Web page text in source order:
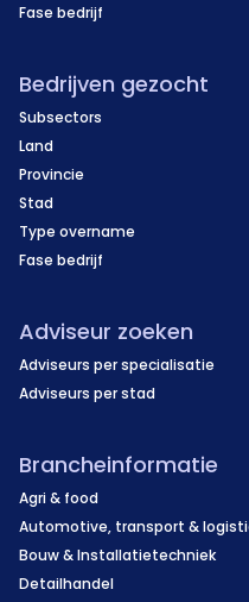
Fase bedrijf
Bedrijven gezocht
Subsectors
Land
Provincie
Stad
Type overname
Fase bedrijf
Adviseur zoeken
Adviseurs per specialisatie
Adviseurs per stad
Brancheinformatie
Agri & food
Automotive, transport &
Bouw & Installatietechniek
Detailhandel